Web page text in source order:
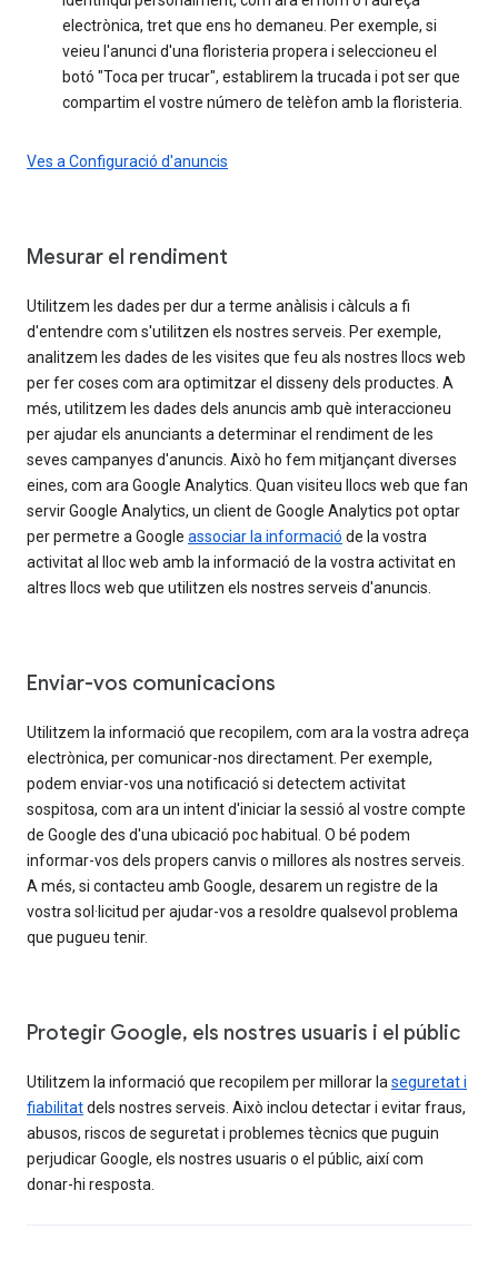
electrònica, tret que ens ho demaneu. Per exemple, si
veieu l'anunci d'una floristeria propera i seleccioneu el
botó "Toca per trucar", establirem la trucada i pot ser que
compartim el vostre número de telèfon amb la floristeria.
Ves a Configuració d'anuncis
Mesurar el rendiment
Utilitzem les dades per dur a terme anàlisis i càlculs a fi
d'entendre com s'utilitzen els nostres serveis. Per exemple,
analitzem les dades de les visites que feu als nostres llocs web
per fer coses com ara optimitzar el disseny dels productes. A
més, utilitzem les dades dels anuncis amb què interaccioneu
per ajudar els anunciants a determinar el rendiment de les
seves campanyes d'anuncis. Això ho fem mitjançant diverses
eines, com ara Google Analytics. Quan visiteu llocs web que fan
servir Google Analytics, un client de Google Analytics pot optar
per permetre a Google associar la informació de la vostra
activitat al lloc web amb la informació de la vostra activitat en
altres llocs web que utilitzen els nostres serveis d'anuncis.
Enviar-vos comunicacions
Utilitzem la informació que recopilem, com ara la vostra adreça
electrònica, per comunicar-nos directament. Per exemple,
podem enviar-vos una notificació si detectem activitat
sospitosa, com ara un intent d'iniciar la sessió al vostre compte
de Google des d'una ubicació poc habitual. O bé podem
informar-vos dels propers canvis o millores als nostres serveis.
A més, si contacteu amb Google, desarem un registre de la
vostra sol·licitud per ajudar-vos a resoldre qualsevol problema
que pugueu tenir.
Protegir Google, els nostres usuaris i el públic
Utilitzem la informació que recopilem per millorar la seguretat i
fiabilitatdels nostres serveis. Això inclou detectar i evitar fraus,
abusos, riscos de seguretat i problemes tècnics que puguin
perjudicar Google, els nostres usuaris o el públic, així com
donar-hi resposta.